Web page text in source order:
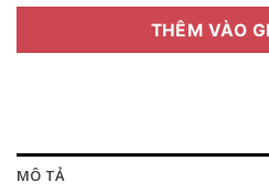
THÊM VÀO
MÔ TẢ